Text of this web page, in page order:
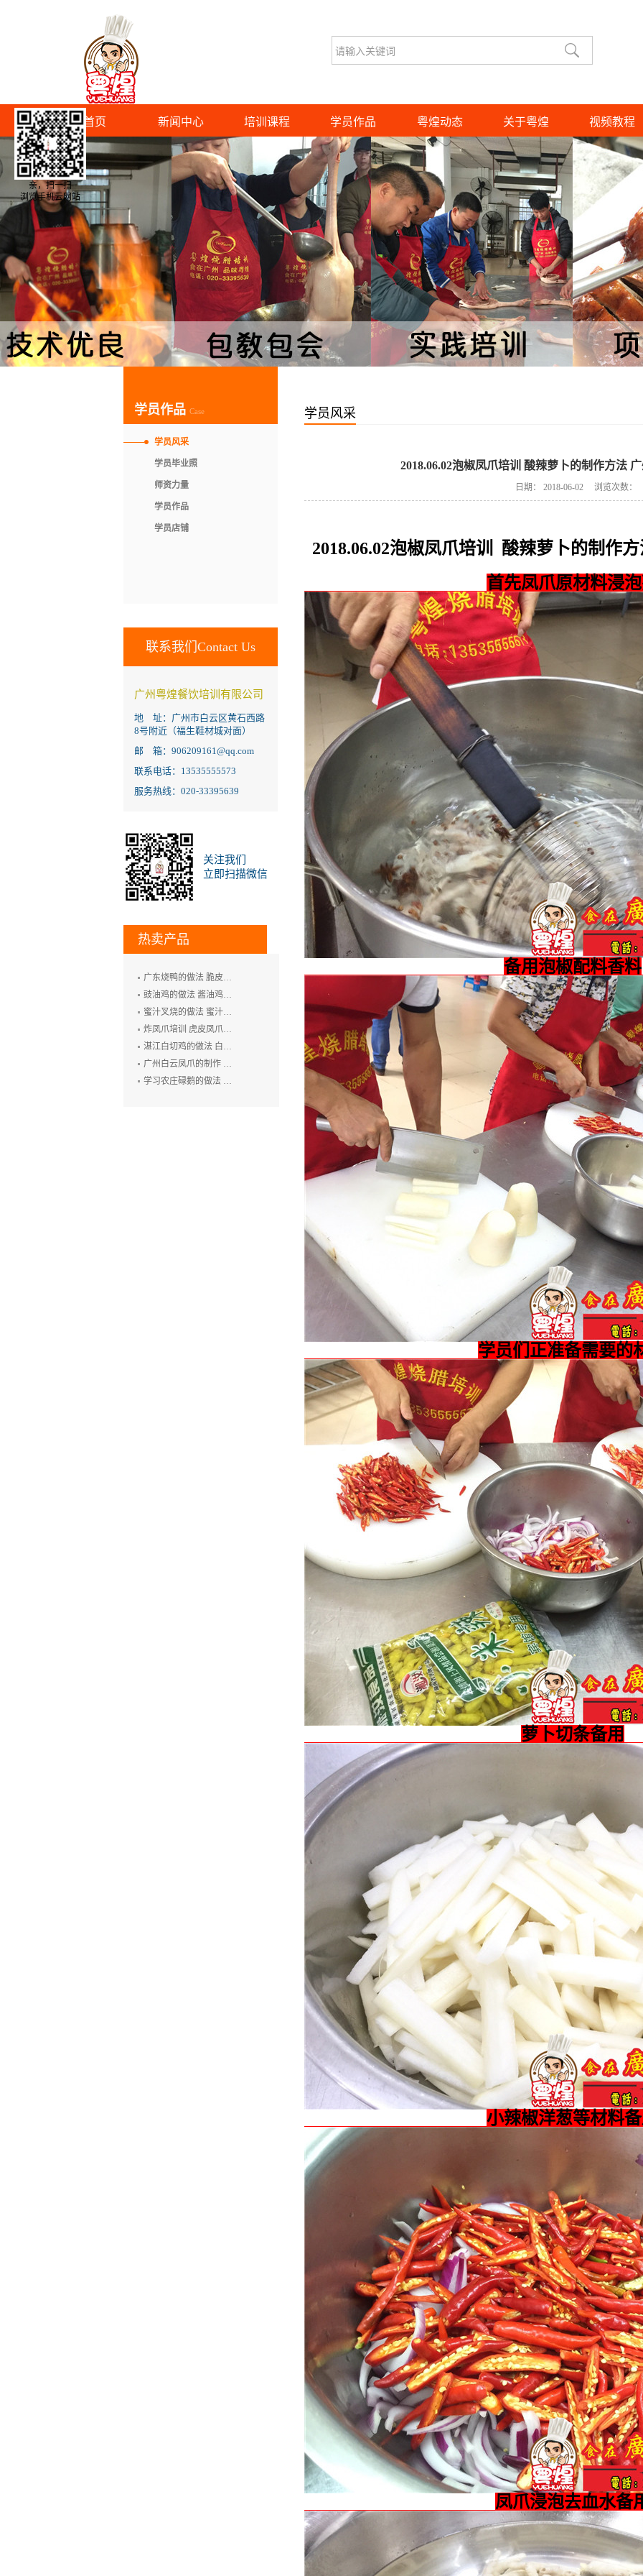
首页 新闻中心 培训课程 学员作品 粤煌动态 关于粤煌 视频教程
学员作品 Case
学员风采
学员毕业照
师资力量
学员作品
学员店铺
联系我们Contact Us
广州粤煌餐饮培训有限公司
地 址：广州市白云区黄石西路
8号附近（福生鞋材城对面）
邮 箱：906209161@qq.com
联系电话：13535555573
服务热线：020-33395639
关注我们
立即扫描微信
热卖产品
广东烧鸭的做法 脆皮烧鸭培训 广州烤鸭技术培训 烧腊培训
豉油鸡的做法 酱油鸡的制作方法 玫瑰露豉油鸡培训
蜜汁叉烧的做法 蜜汁叉烧的制作方法 叉烧肉培训 烧排骨培训
炸凤爪培训 虎皮凤爪的做法 豉汁凤爪的制作 鲍汁凤爪培训
湛江白切鸡的做法 白切鸡培训 廉江白斩鸡培训 粤式烧卤技术培训
广州白云凤爪的制作 白云猪手的做法 广式烧卤培训
学习农庄碌鹅的做法 禄鹅的制作方法 碌鹅培训
学员风采
2018.06.02泡椒凤爪培训 酸辣萝卜的制作方法
日期： 2018-06-02 浏览次数：
2018.06.02泡椒凤爪培训 酸辣萝卜的制作
首先凤爪原材料浸
备用泡椒配料香料
学员们正准备需要的
萝卜切条备用
小辣椒洋葱等材料
凤爪浸泡去血水备
亲，扫一扫
浏览手机云网站